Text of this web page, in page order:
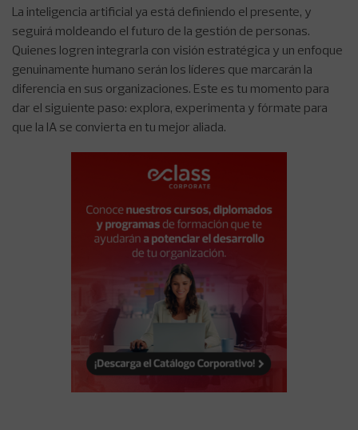
La inteligencia artificial ya está definiendo el presente, y
seguirá moldeando el futuro de la gestión de personas.
Quienes logren integrarla con visión estratégica y un enfoque
genuinamente humano serán los líderes que marcarán la
diferencia en sus organizaciones. Este es tu momento para
dar el siguiente paso: explora, experimenta y fórmate para
que la IA se convierta en tu mejor aliada.